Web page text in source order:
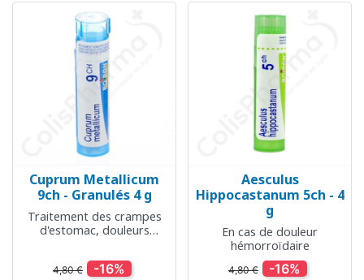
Cuprum Metallicum
9ch - Granulés 4 g
Traitement des crampes
d'estomac, douleurs
spasmodique et
spasmophilie
4,80 € -16%
Aesculus
Hippocastanum 5ch - 4
g
En cas de douleur
hémorroïdaire
4,80 € -16%